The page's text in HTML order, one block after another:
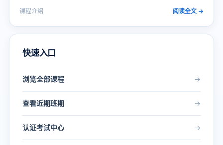
面提升商务演示专业形象 课程定位：本课程深入挖掘
PowerPoint的多项…
课程介绍 阅读全文 →
快速入口
浏览全部课程 →
查看近期班期 →
认证考试中心 →